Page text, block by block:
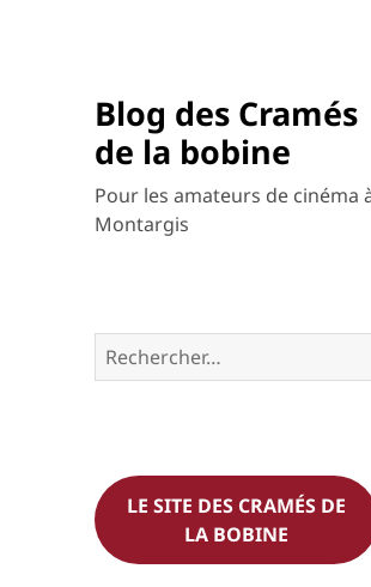
Blog des Cramés
de la bobine
Pour les amateurs de cinéma
Montargis
Rechercher :
LE SITE DES CRAMÉS DE
LA BOBINE